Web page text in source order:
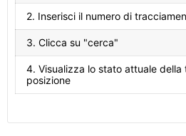
2. Inserisci il numero di
3. Clicca su "cerca"
4. Visualizza lo stato attuale della
posizione